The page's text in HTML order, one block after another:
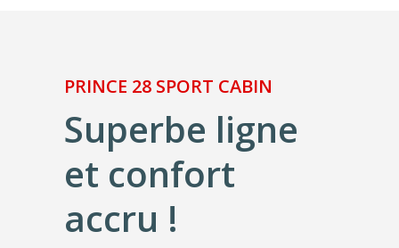
PRINCE 28 SPORT CABIN
Superbe ligne
et confort
accru !